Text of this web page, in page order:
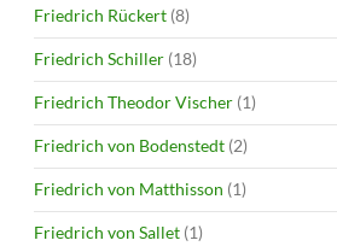
Friedrich Rückert (8)
Friedrich Schiller (18)
Friedrich Theodor Vischer (1)
Friedrich von Bodenstedt (2)
Friedrich von Matthisson (1)
Friedrich von Sallet (1)